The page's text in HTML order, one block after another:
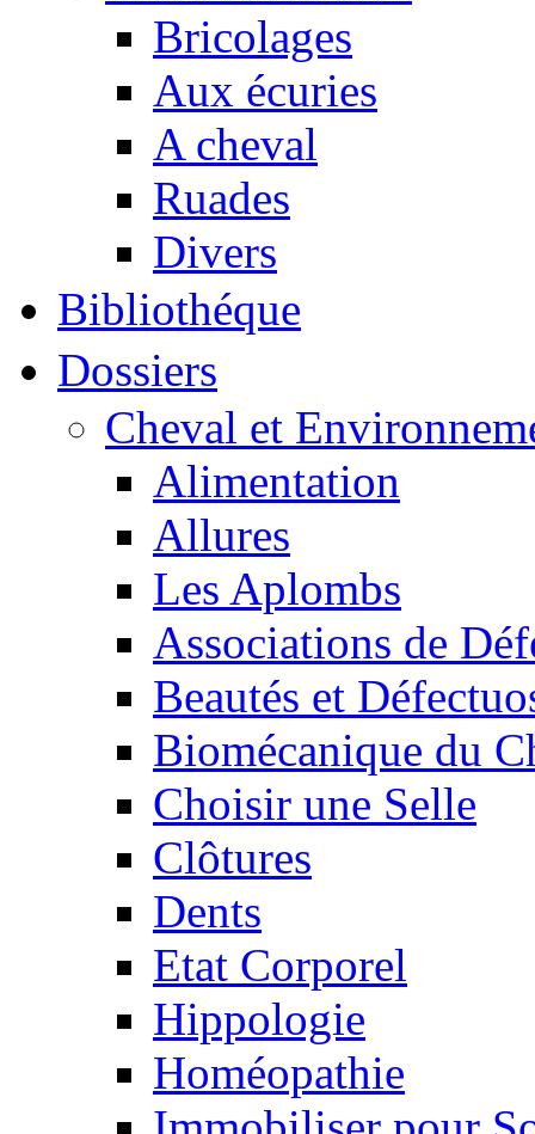
Bricolages
Aux écuries
A cheval
Ruades
Divers
Bibliothéque
Dossiers
Cheval et
Alimentation
Allures
Les Aplombs
Associations de
Beautés et
Biomécanique du
Choisir une Selle
Clôtures
Dents
Etat Corporel
Hippologie
Homéopathie